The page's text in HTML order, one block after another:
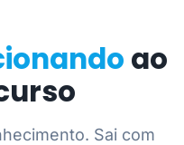
ao
Sai com